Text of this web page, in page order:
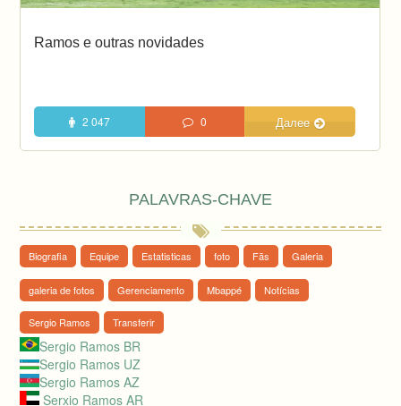
Ramos e outras novidades
2 047 0 Далее
PALAVRAS-CHAVE
Biografia Equipe Estatisticas foto Fãs Galeria
galeria de fotos Gerenciamento Mbappé Notícias
Sergio Ramos Transferir
Sergio Ramos BR
Sergio Ramos UZ
Sergio Ramos AZ
Serxio Ramos AR